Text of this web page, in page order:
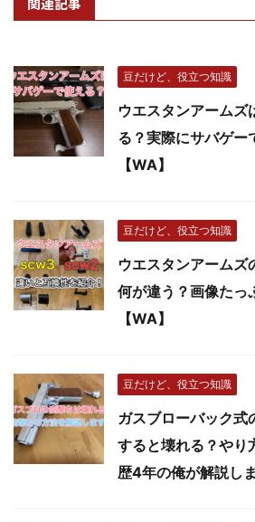
豆だけど、役立つ知識
ウエスタンアームズ
る？実際にサバゲー
【WA】
豆だけど、役立つ知識
ウエスタンアーム
何が違う？画像たっ
【WA】
豆だけど、役立つ知識
ガスブローバック式
すると壊れる？やり
歴4年の俺が解説し